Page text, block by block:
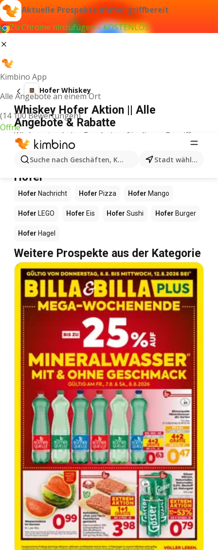
Aktuelle Prospekte immer griffbereit
Zu Chrome hinzufügen – KOSTENLOS
Kimbino App
Alle Angebote an einem Ort
(14 100 Bewertungen)
Öffne
Suche nach Geschäften, Kategorien, Produkten...
Stadt wählen
Hofer Whiskey
Whiskey Hofer Aktion || Alle
Angebote & Rabatte
Wir konnten keine Ergebnisse für diesen Begriff
finden.
Andere Produkte in Geschäften
Hofer
Hofer Nachricht Hofer Pizza Hofer Mango
Hofer LEGO Hofer Eis Hofer Sushi Hofer Burger
Hofer Hagel
Weitere Prospekte aus der Kategorie